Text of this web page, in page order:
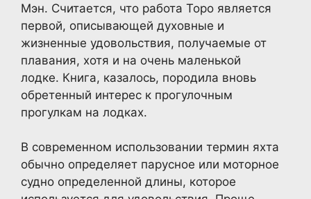
Мэн. Считается, что работа Торо является
первой, описывающей духовные и
жизненные удовольствия, получаемые от
плавания, хотя и на очень маленькой
лодке. Книга, казалось, породила вновь
обретенный интерес к прогулочным
прогулкам на лодках.
В современном использовании термин яхта
обычно определяет парусное или моторное
судно определенной длины, которое